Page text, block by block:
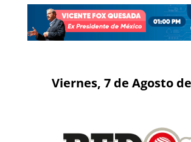
Viernes, 7 de Agosto